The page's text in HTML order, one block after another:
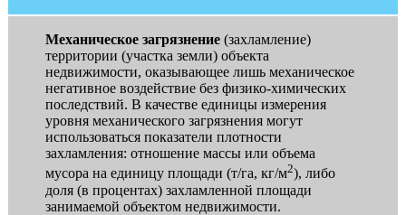
Механическое загрязнение (захламление)
территории (участка земли) объекта
недвижимости, оказывающее лишь механическое
негативное воздействие без физико-химических
последствий. В качестве единицы измерения
уровня механического загрязнения могут
использоваться показатели плотности
захламления: отношение массы или объема
мусора на единицу площади (т/га, кг/м2), либо
доля (в процентах) захламленной площади
занимаемой объектом недвижимости.